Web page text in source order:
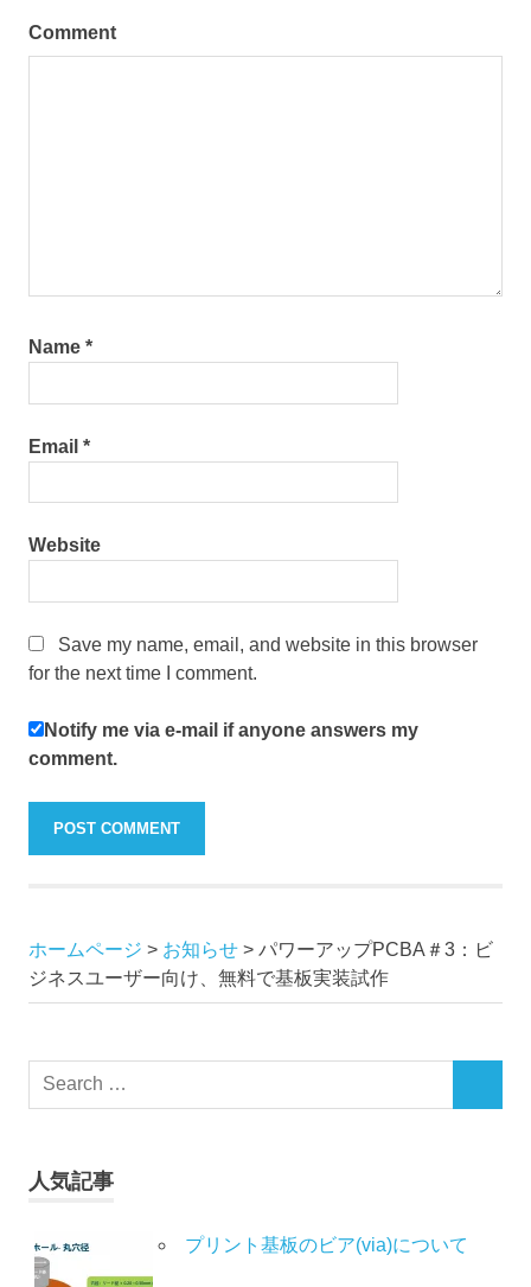
Comment
Name *
Email *
Website
Save my name, email, and website in this browser
for the next time I comment.
Notify me via e-mail if anyone answers my
comment.
ホームページ > お知らせ > パワーアップPCBA＃3：ビ
ジネスユーザー向け、無料で基板実装試作
人気記事
プリント基板のビア(via)について